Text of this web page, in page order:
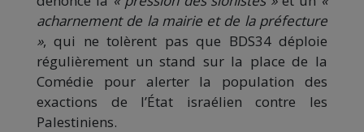
acharnement de la mairie et de la préfecture
», qui ne tolèrent pas que BDS34 déploie
régulièrement un stand sur la place de la
Comédie pour alerter la population des
exactions de l’État israélien contre les
Palestiniens.